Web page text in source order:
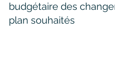
budgétaire des
plan souhaités